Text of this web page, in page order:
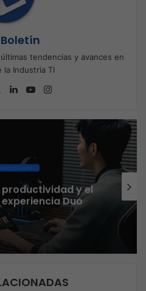
tendencias y avances en
la Industria TI
X LinkedInYouTube
en LATAM
phishing sigue